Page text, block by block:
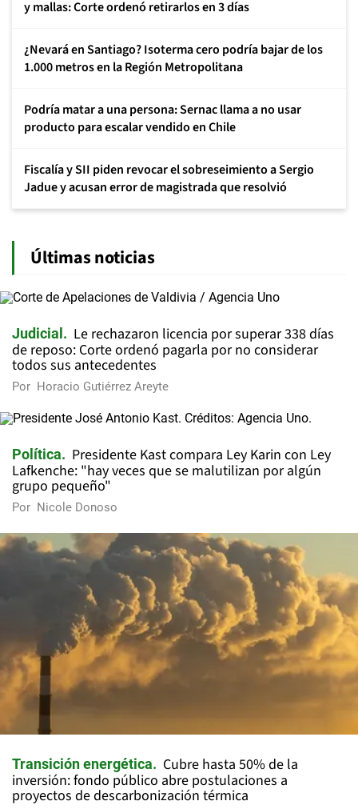
y mallas: Corte ordenó retirarlos en 3 días
¿Nevará en Santiago? Isoterma cero podría bajar de los
1.000 metros en la Región Metropolitana
Podría matar a una persona: Sernac llama a no usar
producto para escalar vendido en Chile
Fiscalía y SII piden revocar el sobreseimiento a Sergio
Jadue y acusan error de magistrada que resolvió
Últimas noticias
Judicial
Le rechazaron licencia por superar 338 días
de reposo: Corte ordenó pagarla por no considerar
todos sus antecedentes
Por Horacio Gutiérrez Areyte
Política
Presidente Kast compara Ley Karin con Ley
Lafkenche: "hay veces que se malutilizan por algún
grupo pequeño"
Por Nicole Donoso
Transición energética
Cubre hasta 50% de la
inversión: fondo público abre postulaciones a
proyectos de descarbonización térmica